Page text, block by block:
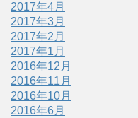
2017年4月
2017年3月
2017年2月
2017年1月
2016年12月
2016年11月
2016年10月
2016年6月